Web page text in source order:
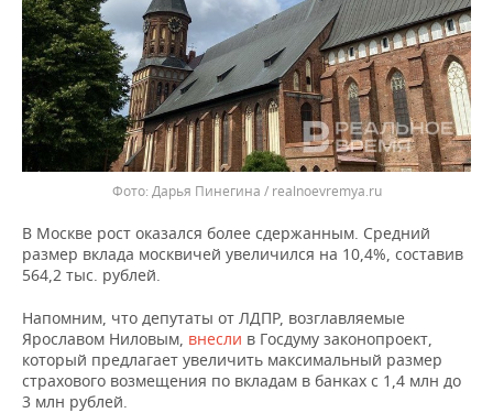
ХОККЕЙ С МЯЧОМ
ПРОИСШЕСТВИЯ
Дарья Пинегина / realnoevremya.ru
В Москве рост оказался более сдержанным. Средний
размер вклада москвичей увеличился на 10,4%, составив
564,2 тыс. рублей.
Напомним, что депутаты от ЛДПР, возглавляемые
Ярославом Ниловым, внесли в Госдуму законопроект,
который предлагает увеличить максимальный размер
страхового возмещения по вкладам в банках с 1,4 млн до
3 млн рублей.